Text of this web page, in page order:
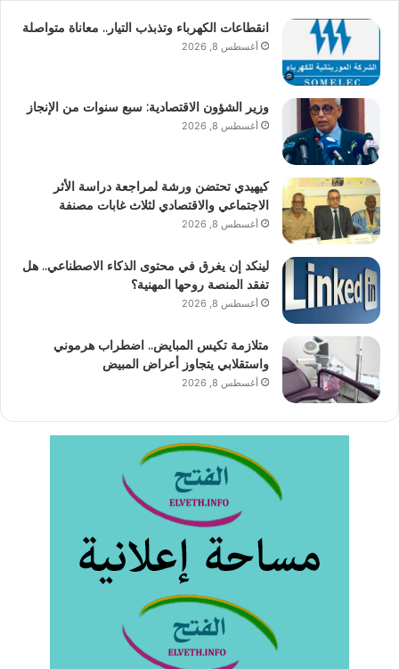
انقطاعات الكهرباء وتذبذب التيار.. معاناة متواصلة
أغسطس 8, 2026
وزير الشؤون الاقتصادية: سبع سنوات من الإنجاز
أغسطس 8, 2026
كيهيدي تحتضن ورشة لمراجعة دراسة الأثر
الاجتماعي والاقتصادي لثلاث غابات مصنفة
أغسطس 8, 2026
لينكد إن يغرق في محتوى الذكاء الاصطناعي.. هل
تفقد المنصة روحها المهنية؟
أغسطس 8, 2026
متلازمة تكيس المبايض.. اضطراب هرموني
واستقلابي يتجاوز أعراض المبيض
أغسطس 8, 2026